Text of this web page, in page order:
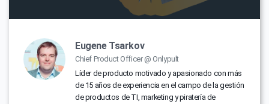
Eugene Tsarkov
Chief Product Officer @ Onlypult
Líder de producto motivado y apasionado con más
de 15 años de experiencia en el campo de la gestión
de productos de TI, marketing y piratería de